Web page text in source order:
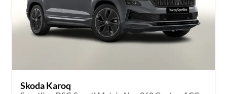
Skoda Karoq